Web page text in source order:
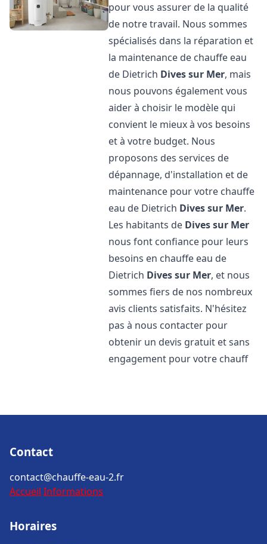
pour vous assurer de la qualité
de notre travail. Nous sommes
spécialisés dans la réparation et
la maintenance de chauffe eau
de Dietrich Dives sur Mer, mais
nous pouvons également vous
aider à choisir le modèle qui
convient le mieux à vos besoins
et à votre budget. Nous
proposons des services de
dépannage, d'installation et de
maintenance pour votre chauffe
eau de Dietrich Dives sur Mer.
Les habitants de Dives sur Mer
nous font confiance pour leurs
besoins en chauffe eau de
Dietrich Dives sur Mer, et nous
sommes fiers de nos nombreux
avis clients satisfaits. N'hésitez
pas à nous contacter pour
obtenir un devis gratuit et sans
engagement pour votre chauff
Contact
contact@chauffe-eau-2.fr
Accueil Informations
Horaires